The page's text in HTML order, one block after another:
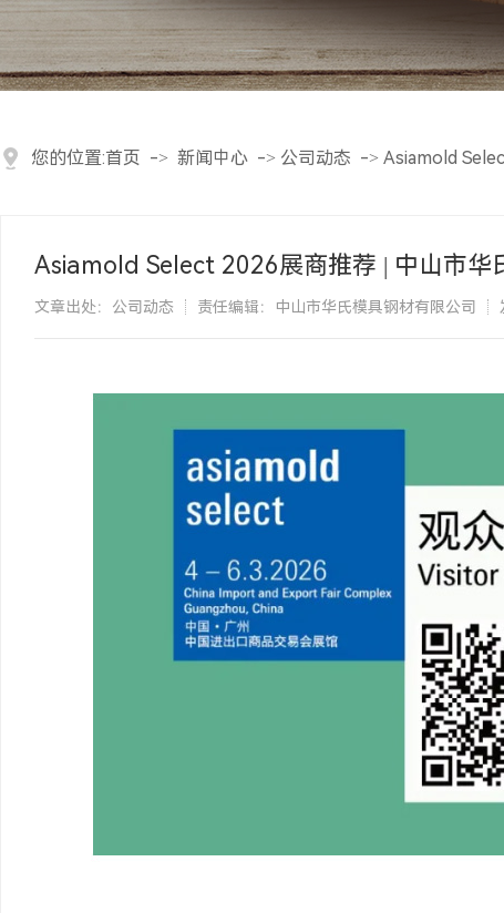
您的位置:首页 -> 新闻中心 -> 公司动态 -> Asiamold
Asiamold Select 2026展商推荐 | 中山市华
文章出处：公司动态 责任编辑：中山市华氏模具钢材有限公司